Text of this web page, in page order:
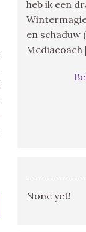
heb ik een
en schaduw
Mediacoach
None yet!